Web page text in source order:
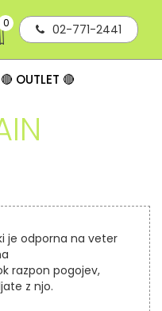
02-771-2441
0
🔴 OUTLET 🔴
je odporna na veter
razpon pogojev,
z njo.